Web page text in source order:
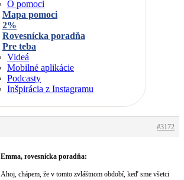
O pomoci
Mapa pomoci
2%
Rovesnícka poradňa
Pre teba
Videá
Mobilné aplikácie
Podcasty
Inšpirácia z Instagramu
#3172
Emma, rovesnícka poradňa:
Ahoj, chápem, že v tomto zvláštnom období, keď sme všetci